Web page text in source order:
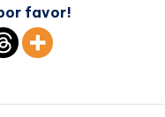
favor!